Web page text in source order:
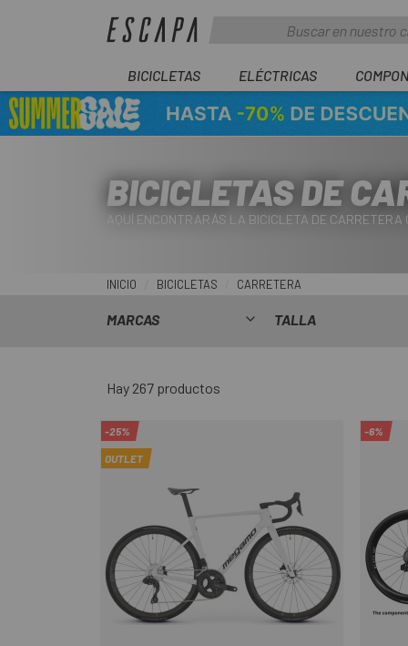
BICICLETAS ELÉCTRICAS
BICICLETAS DE
AQUÍ ENCONTRARÁS LA BICICLETA DE
INICIO BICICLETAS CARRETERA
MARCAS TALLA
Hay 267 productos
-25%
OUTLET
-6%